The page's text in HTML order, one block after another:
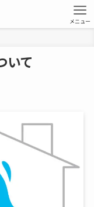
メニュー
いて